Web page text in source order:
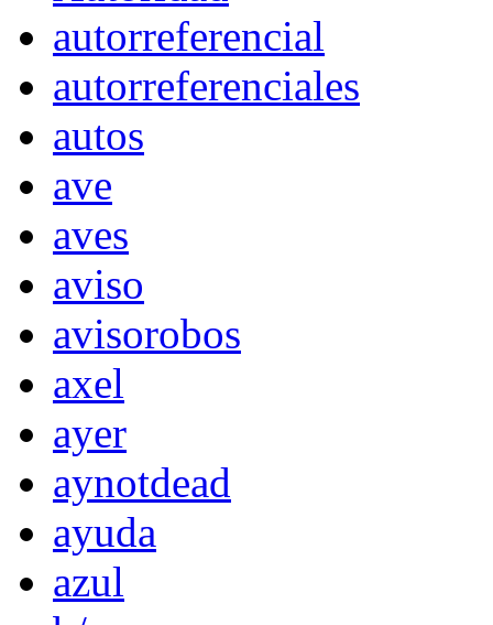
autorreferencial
autorreferenciales
autos
ave
aves
aviso
avisorobos
axel
ayer
aynotdead
ayuda
azul